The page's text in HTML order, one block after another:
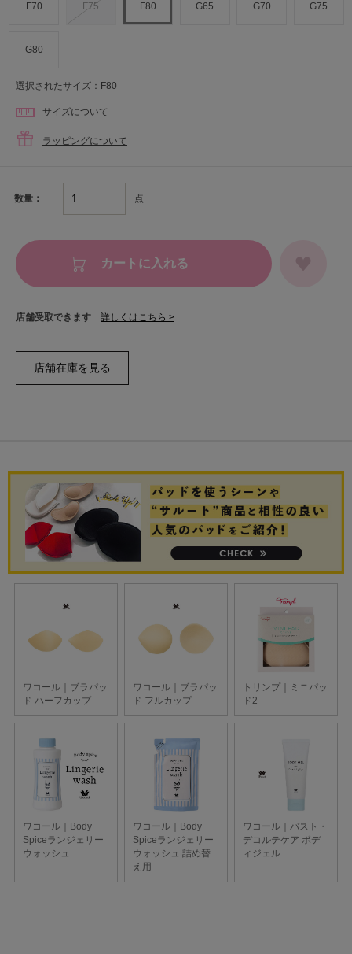
F70 F75 F80 G65 G70 G75
G80
選択されたサイズ：F80
サイズについて
ラッピングについて
数量： 点
カートに入れる
店舗受取できます 詳しくはこちら >